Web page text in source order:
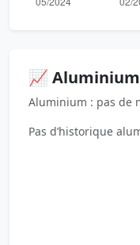
📈
Aluminium : pas de
Pas d’historique